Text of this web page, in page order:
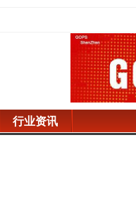
行业资讯